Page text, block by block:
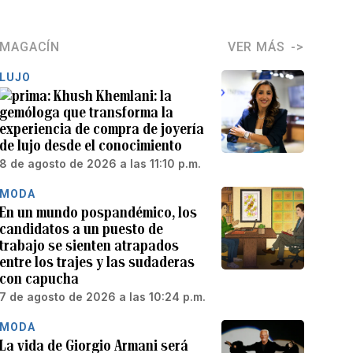
MAGACÍN VER MÁS
LUJO
Khush Khemlani: la
gemóloga que transforma la
experiencia de compra de joyería
de lujo desde el conocimiento
8 de agosto de 2026 a las 11:10 p.m.
MODA
En un mundo pospandémico, los
candidatos a un puesto de
trabajo se sienten atrapados
entre los trajes y las sudaderas
con capucha
7 de agosto de 2026 a las 10:24 p.m.
MODA
La vida de Giorgio Armani será